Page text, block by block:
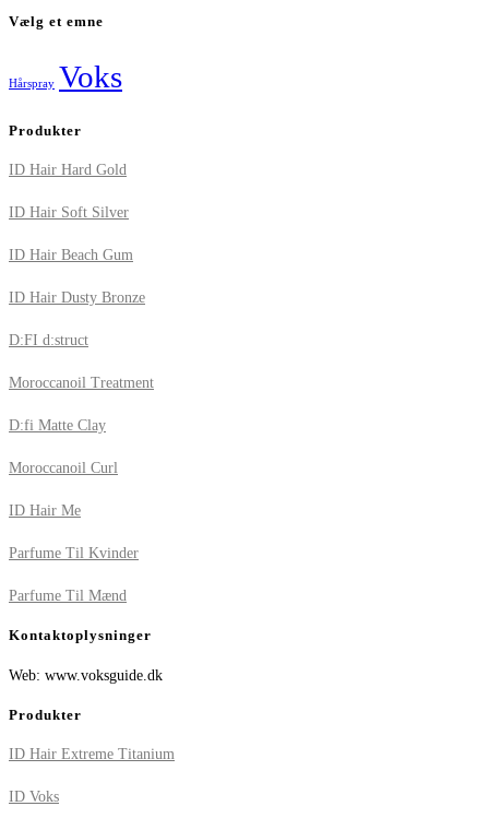
Vælg et emne
Hårspray Voks
Produkter
ID Hair Hard Gold
ID Hair Soft Silver
ID Hair Beach Gum
ID Hair Dusty Bronze
D:FI d:struct
Moroccanoil Treatment
D:fi Matte Clay
Moroccanoil Curl
ID Hair Me
Parfume Til Kvinder
Parfume Til Mænd
Kontaktoplysninger
Web: www.voksguide.dk
Produkter
ID Hair Extreme Titanium
ID Voks